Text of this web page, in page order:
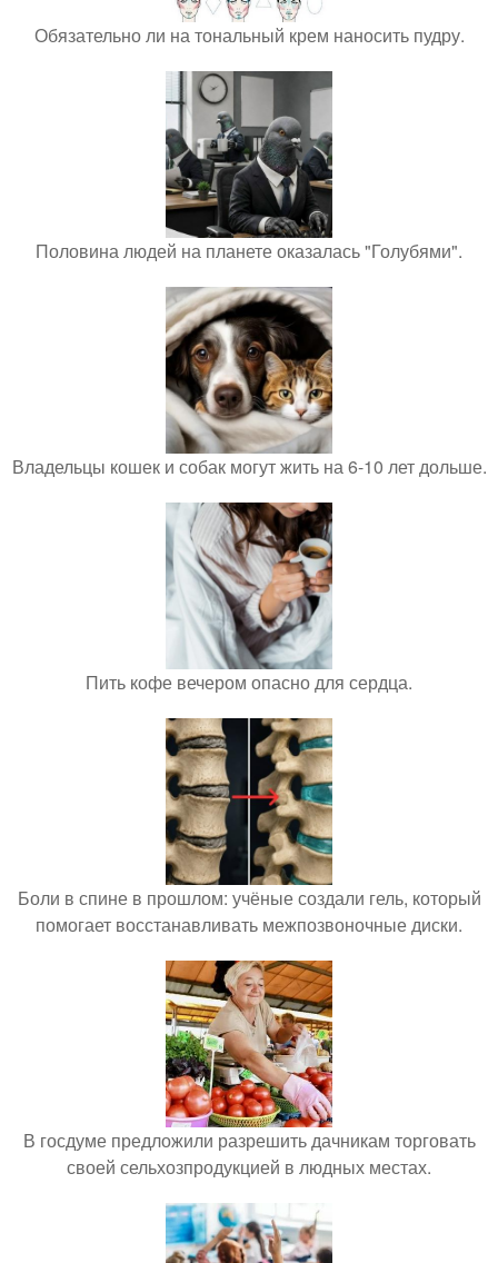
Обязательно ли на тональный крем наносить пудру.
Половина людей на планете оказалась "Голубями".
Владельцы кошек и собак могут жить на 6-10 лет дольше.
Пить кофе вечером опасно для сердца.
Боли в спине в прошлом: учёные создали гель, который
помогает восстанавливать межпозвоночные диски.
В госдуме предложили разрешить дачникам торговать
своей сельхозпродукцией в людных местах.